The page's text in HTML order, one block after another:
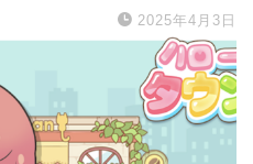
2025年4月3日